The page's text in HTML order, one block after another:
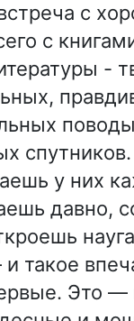
с
с
-
у них
давно,
такое
Это —